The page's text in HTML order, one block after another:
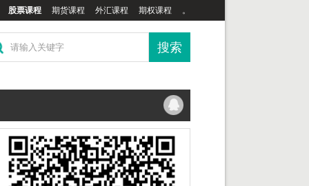
股票课程 期货课程 外汇课程 期权课程 。